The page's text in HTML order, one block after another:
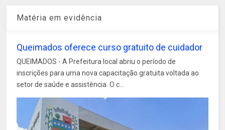
Matéria em evidência
Queimados oferece curso gratuito de cuidador
QUEIMADOS - A Prefeitura local abriu o período de
inscrições para uma nova capacitação gratuita voltada ao
setor de saúde e assistência. O c...